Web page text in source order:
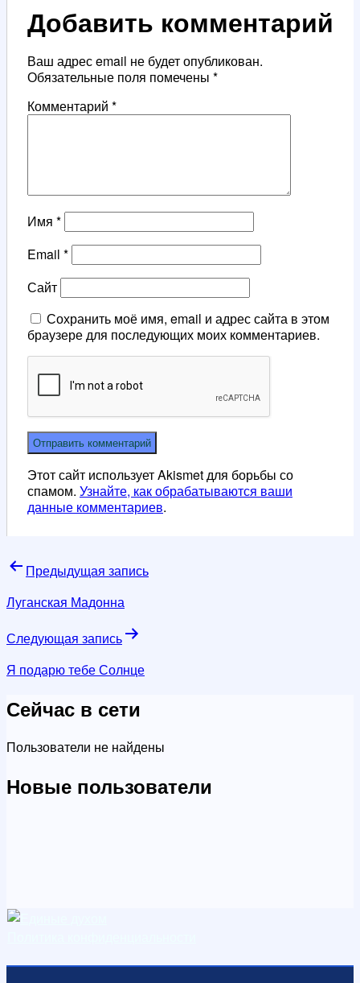
Добавить комментарий
Ваш адрес email не будет опубликован.
Обязательные поля помечены *
Комментарий *
Имя *
Email *
Сайт
Сохранить моё имя, email и адрес сайта в этом
браузере для последующих моих комментариев.
Этот сайт использует Akismet для борьбы со
спамом. Узнайте, как обрабатываются ваши
данные комментариев.
Навигация
по
Предыдущая запись
Луганская Мадонна
Следующая запись
Я подарю тебе Солнце
Сейчас в сети
Пользователи не найдены
Новые пользователи